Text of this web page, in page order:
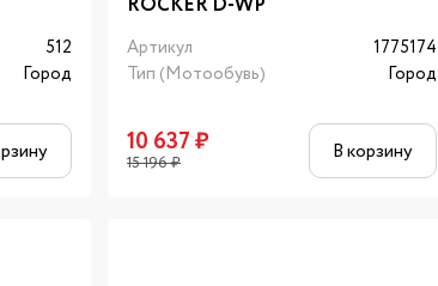
512
Город
Артикул
1775174
Тип (Мотообувь)
Город
10 637₽
15 196₽ В корзину